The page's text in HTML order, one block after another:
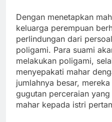
Dengan menetapkan
keluarga perempuan
perlindungan dari
poligami. Para suami
melakukan poligami,
menyepakati mahar
jumlahnya besar,
gugutan perceraian
mahar kepada istri